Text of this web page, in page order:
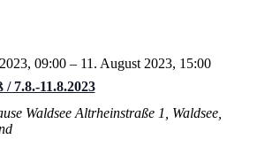
/ 7.8.-11.8.2023
09:00– 11. August 2023, 15:00
Waldsee Altrheinstraße 1, Waldsee,